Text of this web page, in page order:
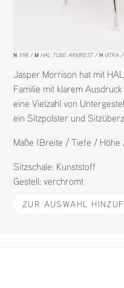
N 1198 M HAL TUBE ARMREST H VITRA
Jasper Morrison hat mit
Familie mit klarem
eine Vielzahl von
ein Sitzpolster und
Maße (Breite / Tiefe /
Sitzschale: Kunststoff
Gestell: verchromt